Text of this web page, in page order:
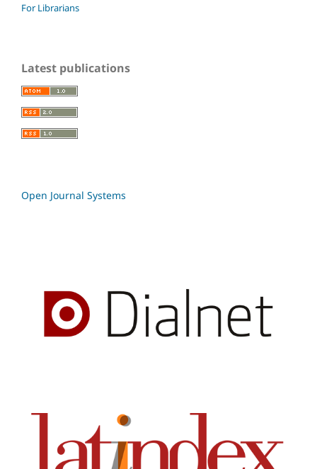
For Librarians
Latest publications
Open Journal Systems